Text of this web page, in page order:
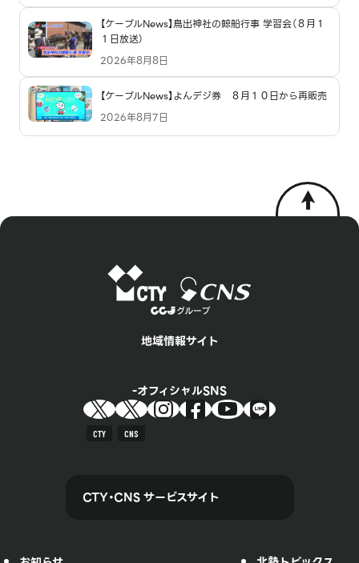
【ケーブルNews】鳥出神社の鯨船行事 学習会（８月１
１日放送）
2026年8月8日
【ケーブルNews】よんデジ券 ８月１０日から再販売
2026年8月7日
地域情報サイト
オフィシャルSNS
CTY CNS
CTY・CNS サービスサイト